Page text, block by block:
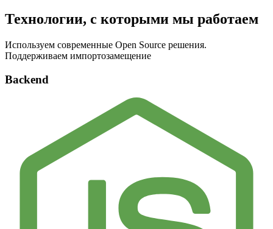
Технологии, с которыми мы работаем
Используем современные Open Source решения.
Поддерживаем импортозамещение
Backend